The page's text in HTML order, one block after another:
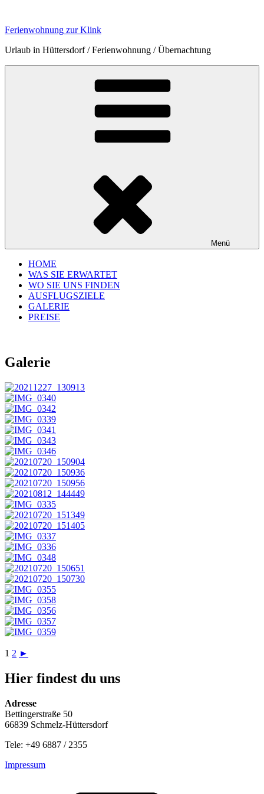
springen
Ferienwohnung zur Klink
Urlaub in Hüttersdorf / Ferienwohnung / Übernachtung
Menü
HOME
WAS SIE ERWARTET
WO SIE UNS FINDEN
AUSFLUGSZIELE
GALERIE
PREISE
Galerie
1 2 ►
Hier findest du uns
Adresse
Bettingerstraße 50
66839 Schmelz-Hüttersdorf
Tele: +49 6887 / 2355
Impressum